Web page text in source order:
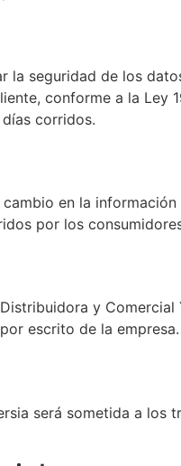
la seguridad de los
conforme a la Ley
corridos.
en la
por los
y Comercial
escrito de la empresa.
será sometida a los